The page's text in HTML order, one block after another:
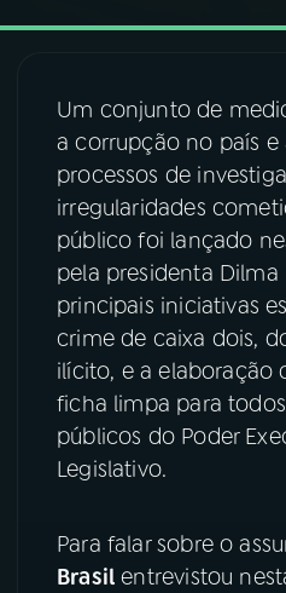
03PROGRAMAÇÃO
04 PROGRAMAS
PODCASTS
06VIDEOCASTS
08FESTIVAL DE MÚSICA
YouTube
Um conjunto de
a corrupção no país e
processos de
irregularidades
público foi lançado
pela presidenta Dilma
principais iniciativas
crime de caixa dois,
ilícito, e a elaboração
ficha limpa para
públicos do Poder
Legislativo.
Para falar sobre o
Brasil entrevistou